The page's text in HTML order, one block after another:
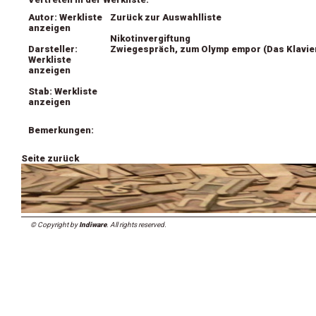
Autor: Werkliste
anzeigen
Darsteller:
Werkliste
anzeigen
Stab: Werkliste
anzeigen
Zurück zur Auswahlliste
Nikotinvergiftung
Zwiegespräch, zum Olymp empor (Das
Bemerkungen:
Seite zurück
© Copyright byIndiware. All rights reserved.